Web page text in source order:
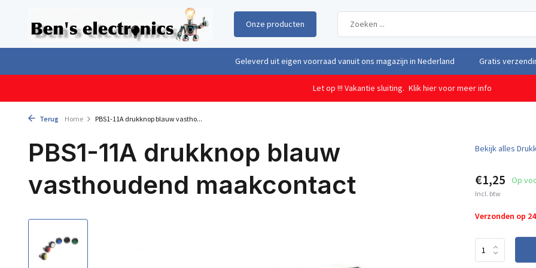
Onze producten
Geleverd uit eigen voorraad vanuit ons magazijn in Nederland Gratis
Let op !!! Vakantie sluiting. Klik hier voor meer info
Terug Home PBS1-11A drukknop blauw vastho...
PBS1-11A drukknop blauw
vasthoudend maakcontact
Bekijk alles
€1,25 Op
Incl. btw
Verzonden op